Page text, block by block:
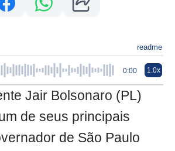
readme
0:00 1.0x
Jair Bolsonaro (PL)
de seus principais
de São Paulo